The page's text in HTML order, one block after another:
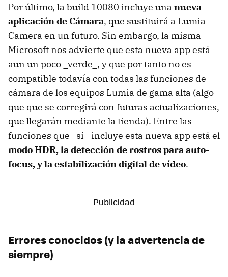
Por último, la build 10080 incluye una nueva
aplicación de Cámara, que sustituirá a Lumia
Camera en un futuro. Sin embargo, la misma
Microsoft nos advierte que esta nueva app está
aun un poco _verde_, y que por tanto no es
compatible todavía con todas las funciones de
cámara de los equipos Lumia de gama alta (algo
que que se corregirá con futuras actualizaciones,
que llegarán mediante la tienda). Entre las
funciones que _sí_ incluye esta nueva app está el
modo HDR, la detección de rostros para auto-
focus, y la estabilización digital de vídeo.
Errores conocidos (y la advertencia de
siempre)